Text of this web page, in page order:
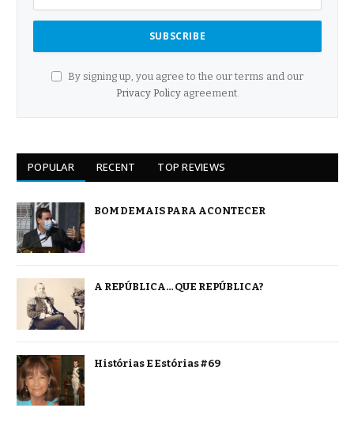
By signing up, you agree to the our terms and our
Privacy Policyagreement.
POPULAR RECENT TOP REVIEWS
BOM DEMAIS PARA ACONTECER
A REPÚBLICA… QUE REPÚBLICA?
Histórias E Estórias #69